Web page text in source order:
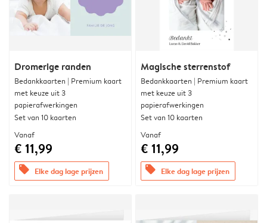
Dromerige randen
Bedankkaarten | Premium kaart
met keuze uit 3
papierafwerkingen
Set van 10 kaarten
Vanaf
€ 11,99
offers Elke dag lage prijzen
Magische sterrenstof
Bedankkaarten | Premium kaart
met keuze uit 3
papierafwerkingen
Set van 10 kaarten
Vanaf
€ 11,99
offers Elke dag lage prijzen